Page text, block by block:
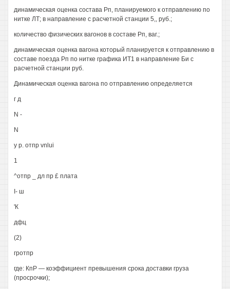
динамическая оценка состава Рп, планируемого к отправлению по
нитке ЛТ; в направление с расчетной станции 5,, руб.;
количество физических вагонов в составе Рп, ваг.;
динамическая оценка вагона который планируется к отправлению в
составе поезда Рп по нитке графика ИТ1 в направление Би с
расчетной станции руб.
Динамическая оценка вагона по отправлению определяется
г д
N -
N
у р. отпр vnlui
1
^отпр _ дл пр £ плата
I- ш
'К
дфц
(2)
гротпр
где: КпР — коэффициент превышения срока доставки груза
(просрочки);